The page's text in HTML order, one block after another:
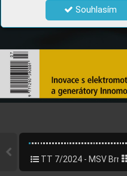
Souhlasím
TT 7/2024 - MSV Brno